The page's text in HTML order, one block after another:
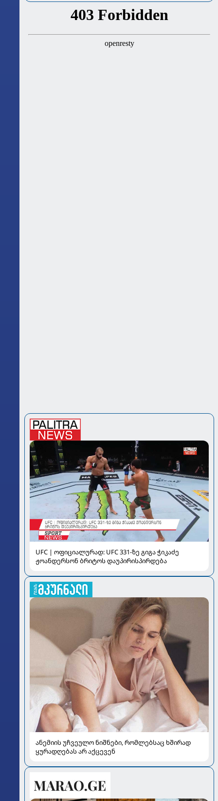
UFC | ოფიციალურად: UFC 331-ზე გიგა ჭიკაძე
ჟოანდერსონ ბრიტოს დაუპირისპირდება
ანემიის უჩვეულო ნიშნები, რომლებსაც ხშირად
ყურადღებას არ აქცევენ